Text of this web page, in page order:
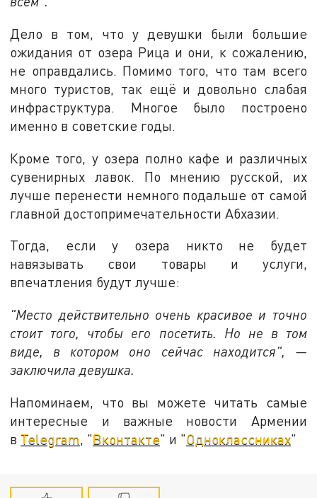
Дело в том, что у девушки были большие
ожидания от озера Рица и они, к сожалению,
не оправдались. Помимо того, что там всего
много туристов, так ещё и довольно слабая
инфраструктура. Многое было построено
именно в советские годы.
Кроме того, у озера полно кафе и различных
сувенирных лавок. По мнению русской, их
лучше перенести немного подальше от самой
главной достопримечательности Абхазии.
Тогда, если у озера никто не будет
навязывать свои товары и услуги,
впечатления будут лучше:
"Место действительно очень красивое и точно
стоит того, чтобы его посетить. Но не в том
виде, в котором оно сейчас находится", —
заключила девушка.
Напоминаем, что вы можете читать самые
интересные и важные новости Армении
в Telegram , "Вконтакте" и "Одноклассниках"